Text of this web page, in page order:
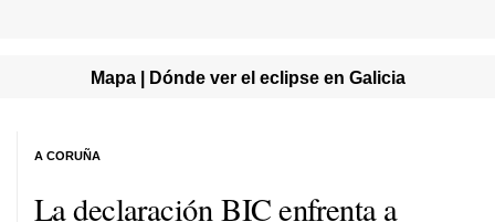
Mapa | Dónde ver el eclipse en Galicia
La declaración BIC enfrenta a
A CORUÑA